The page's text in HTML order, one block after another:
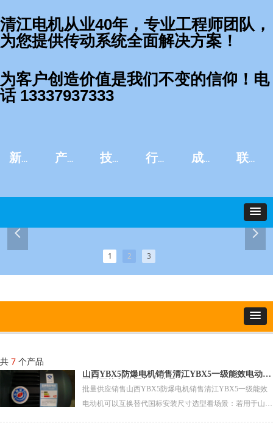
新闻资讯 产品中心 技术服务 行业应用 成功案例 联系我们
1 2 3
넳 넲
清江电机从业40年，专业工程师团队，
为您提供传动系统全面解决方案！
为客户创造价值是我们不变的信仰！电
话 13337937333
共 7 个产品
山西YBX5防爆电机销售清江YBX5一级能效电动机
批量供应销售山西YBX5防爆电机销售清江YBX5一级能效
电动机可以互换替代国标安装尺寸选型看场景：若用于山西